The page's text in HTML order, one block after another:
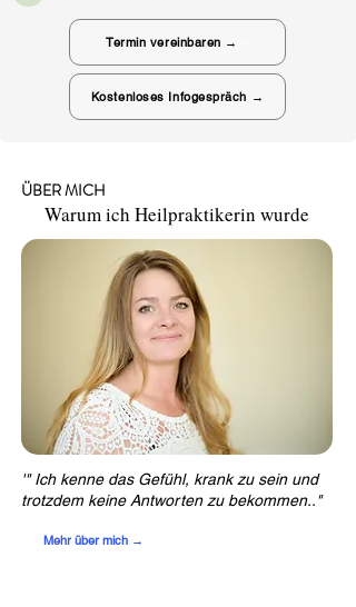
Termin vereinbaren →
Kostenloses Infogespräch →
ÜBER MICH
Warum ich Heilpraktikerin wurde
'" Ich kenne das Gefühl, krank zu sein und
trotzdem keine Antworten zu bekommen.."
Mehr über mich →